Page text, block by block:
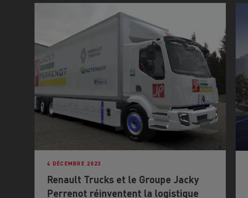
4 DÉCEMBRE 2023
Renault Trucks et le Groupe Jacky
Perrenot réinventent la logistique